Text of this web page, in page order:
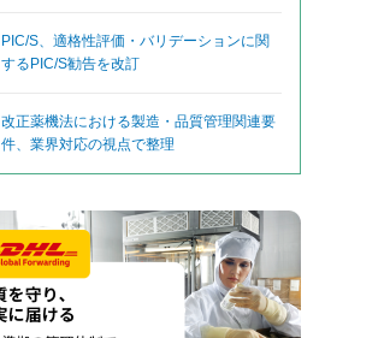
PIC/S、適格性評価・バリデーションに関
するPIC/S勧告を改訂
改正薬機法における製造・品質管理関連要
件、業界対応の視点で整理